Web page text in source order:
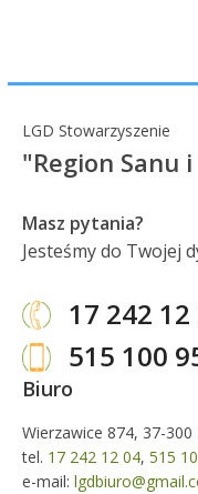
LGD Stowarzyszenie
"Region Sanu
Masz pytania?
Jesteśmy do Twojej
17 242 12
515 100
Biuro
Wierzawice 874, 37-300
tel. 17 242 12 04, 515
e-mail: